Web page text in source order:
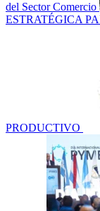
del Sector Comercio
ESTRATÉGICA
PRODUCTIVO